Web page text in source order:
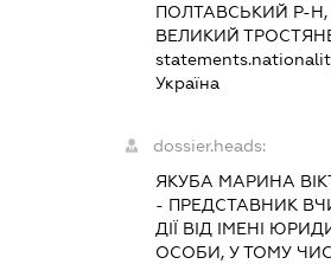
ПОЛТАВСЬКИЙ Р-
ВЕЛИКИЙ
Україна
dossier.heads:
ЯКУБА МАРИНА
- ПРЕДСТАВНИК
ДІЇ ВІД ІМЕНІ
ОСОБИ, У ТОМУ